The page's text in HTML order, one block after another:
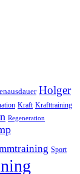
Holger
Kraft Krafttraining
Regeneration
Sport